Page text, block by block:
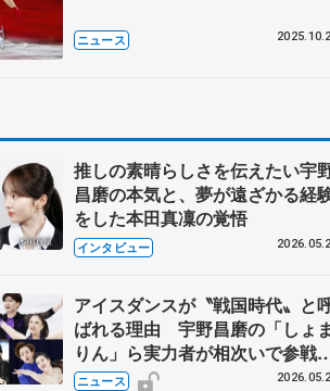
ニュース
推しの素晴らしさを伝えたい宇
昌磨の本気と、夢が遠ざかる経
をした本田真凜の覚悟
インタビュー
アイスダンスが〝戦国時代〟と
ばれる理由 宇野昌磨の「しょま
りん」ら実力者が相次いで参
国内の競争激化
ニュース